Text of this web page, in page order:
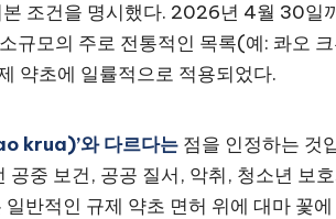
조건을 명시했다. 2026년 4월 30일
규모의 주로 전통적인 목록(예: 콰오
약초에 일률적으로 적용되었다.
krua)’와 다르다는 점을 인정하는 것
중 보건, 공공 질서, 악취, 청소년 보
반적인 규제 약초 면허 위에 대마 꽃